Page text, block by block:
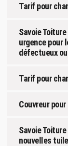
Tarif pour
Savoie
urgence pour
défectueux
Tarif pour
Couvreur
Savoie
nouvelles